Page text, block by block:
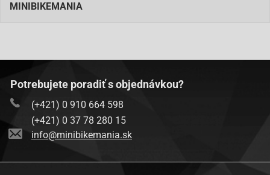
MINIBIKEMANIA
Potrebujete poradiť s objednávkou?
(+421) 0 910 664 598
(+421) 0 37 78 280 15
info@minibikemania.sk